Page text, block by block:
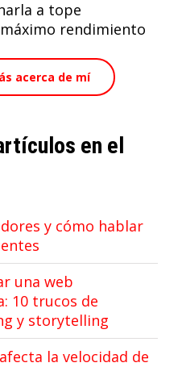
a tope
máximo rendimiento
acerca de mí
en el
y cómo hablar
una web
10 trucos de
y storytelling
la velocidad de